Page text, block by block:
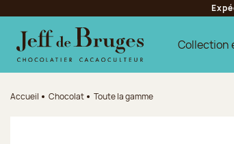
Aller au contenu principal
Aller au pied de page
Collection
Accueil Chocolat Toute la gamme